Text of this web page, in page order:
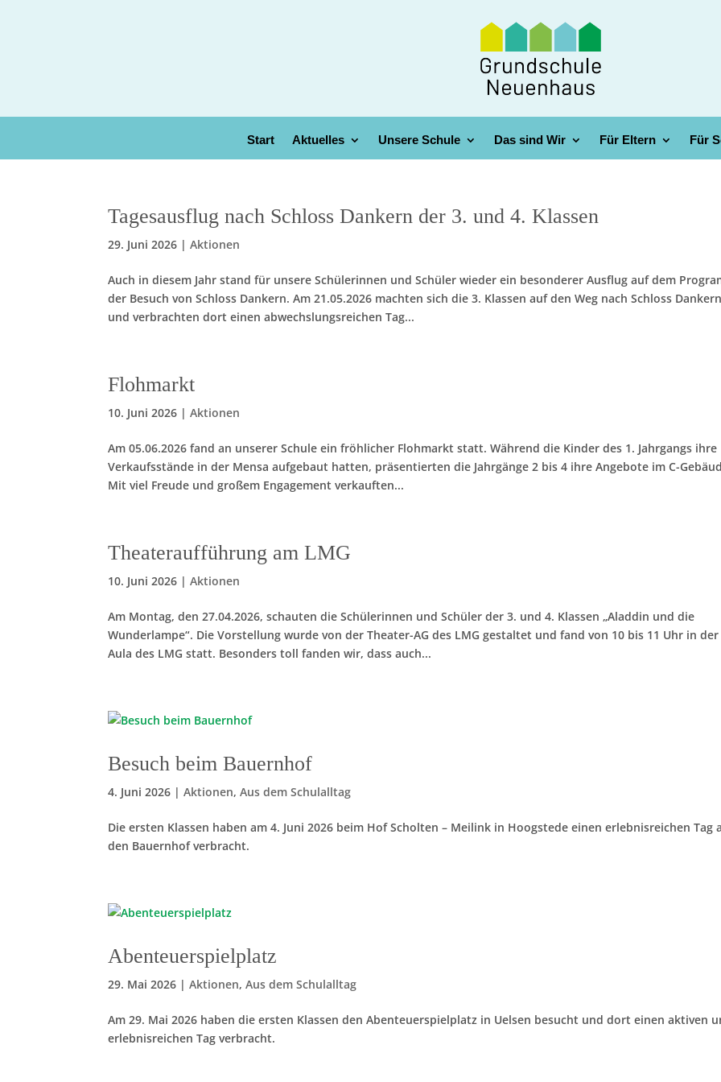
Start Aktuelles Unsere Schule Das sind Wir Für Eltern Für
Tagesausflug nach Schloss Dankern der 3. und 4. Klassen
29. Juni 2026 |Aktionen
Auch in diesem Jahr stand für unsere Schülerinnen und Schüler wieder ein besonderer Ausflug auf dem
der Besuch von Schloss Dankern. Am 21.05.2026 machten sich die 3. Klassen auf den Weg nach Schloss
und verbrachten dort einen abwechslungsreichen Tag...
Flohmarkt
10. Juni 2026 |Aktionen
Am 05.06.2026 fand an unserer Schule ein fröhlicher Flohmarkt statt. Während die Kinder des 1. Jahrgangs ihre
Verkaufsstände in der Mensa aufgebaut hatten, präsentierten die Jahrgänge 2 bis 4 ihre Angebote im C-
Mit viel Freude und großem Engagement verkauften...
Theateraufführung am LMG
10. Juni 2026 |Aktionen
Am Montag, den 27.04.2026, schauten die Schülerinnen und Schüler der 3. und 4. Klassen „Aladdin und die
Wunderlampe“. Die Vorstellung wurde von der Theater-AG des LMG gestaltet und fand von 10 bis 11 Uhr in der
Aula des LMG statt. Besonders toll fanden wir, dass auch...
Besuch beim Bauernhof
4. Juni 2026 |Aktionen,Aus dem Schulalltag
Die ersten Klassen haben am 4. Juni 2026 beim Hof Scholten – Meilink in Hoogstede einen erlebnisreichen Tag
den Bauernhof verbracht.
Abenteuerspielplatz
29. Mai 2026 |Aktionen,Aus dem Schulalltag
Am 29. Mai 2026 haben die ersten Klassen den Abenteuerspielplatz in Uelsen besucht und dort einen aktiven
erlebnisreichen Tag verbracht.